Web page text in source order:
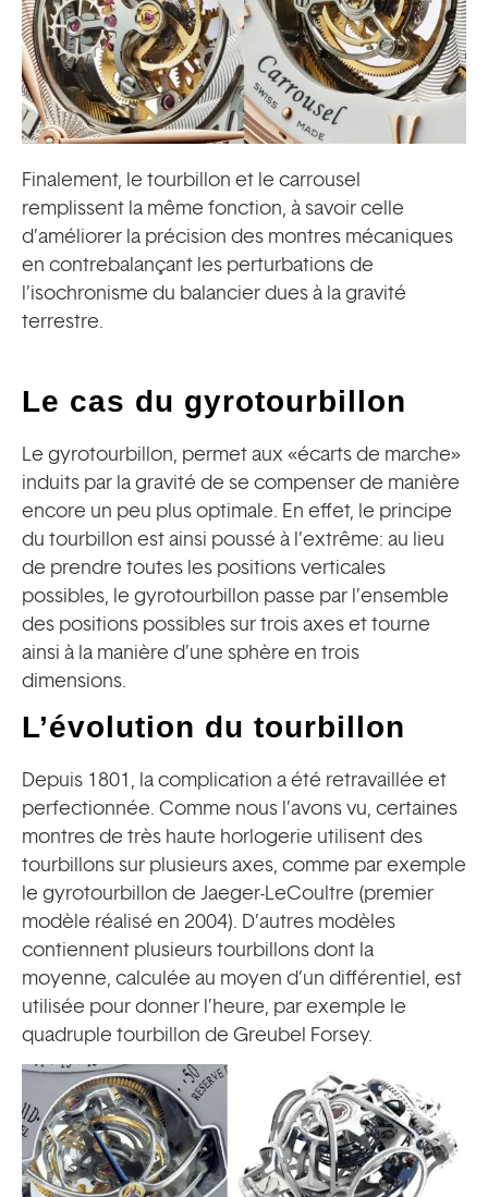
Finalement, le tourbillon et le carrousel
remplissent la même fonction, à savoir celle
d’améliorer la précision des montres mécaniques
en contrebalançant les perturbations de
l’isochronisme du balancier dues à la gravité
terrestre.
Le cas du gyrotourbillon
Le gyrotourbillon, permet aux «écarts de marche»
induits par la gravité de se compenser de manière
encore un peu plus optimale. En effet, le principe
du tourbillon est ainsi poussé à l’extrême: au lieu
de prendre toutes les positions verticales
possibles, le gyrotourbillon passe par l’ensemble
des positions possibles sur trois axes et tourne
ainsi à la manière d’une sphère en trois
dimensions.
L’évolution du tourbillon
Depuis 1801, la complication a été retravaillée et
perfectionnée. Comme nous l’avons vu, certaines
montres de très haute horlogerie utilisent des
tourbillons sur plusieurs axes, comme par exemple
le gyrotourbillon de Jaeger-LeCoultre (premier
modèle réalisé en 2004). D’autres modèles
contiennent plusieurs tourbillons dont la
moyenne, calculée au moyen d’un différentiel, est
utilisée pour donner l’heure, par exemple le
quadruple tourbillon de Greubel Forsey.